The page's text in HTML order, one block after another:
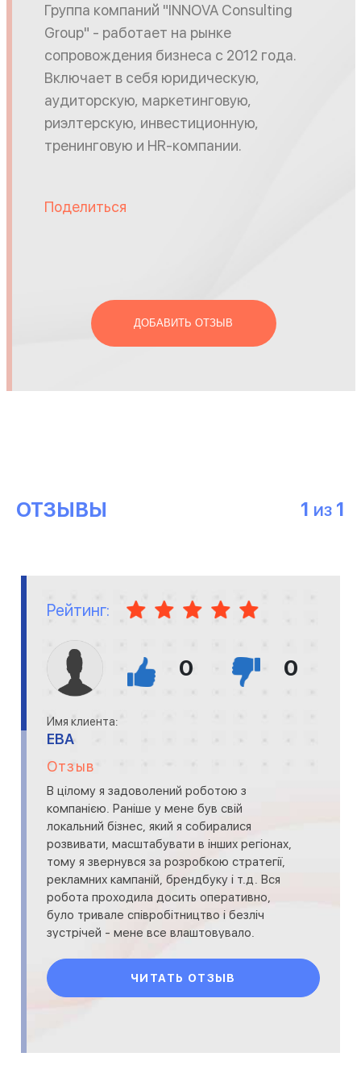
Группа компаний "INNOVA Consulting
Group" - работает на рынке
сопровождения бизнеса с 2012 года.
Включает в себя юридическую,
аудиторскую, маркетинговую,
риэлтерскую, инвестиционную,
тренинговую и HR-компании.
Поделиться
ДОБАВИТЬ ОТЗЫВ
ОТЗЫВЫ 1 ИЗ 1
Рейтинг:
0 0
Имя клиента:
ЕВА
Отзыв
В цілому я задоволений роботою з
компанією. Раніше у мене був свій
локальний бізнес, який я собиралися
розвивати, масштабувати в інших регіонах,
тому я звернувся за розробкою стратегії,
рекламних кампаній, брендбуку і т.д. Вся
робота проходила досить оперативно,
було тривале співробітництво і безліч
зустрічей - мене все влаштовувало.
ЧИТАТЬ ОТЗЫВ